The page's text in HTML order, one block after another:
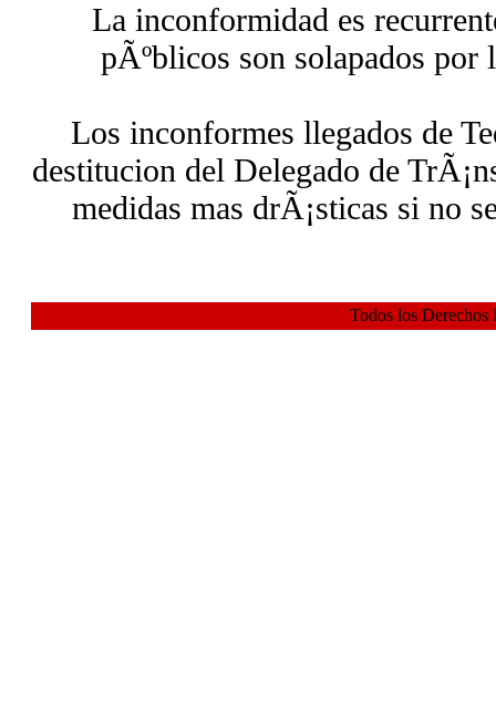
La inconformidad es
pÃºblicos son solapados
Los inconformes llegados de
destitucion del Delegado de
medidas mas drÃ¡sticas si no
Todos los Derechos